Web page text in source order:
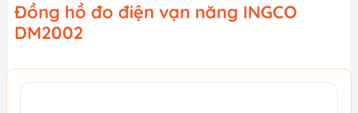
Đồng hồ đo điện vạn năng INGCO
DM2002